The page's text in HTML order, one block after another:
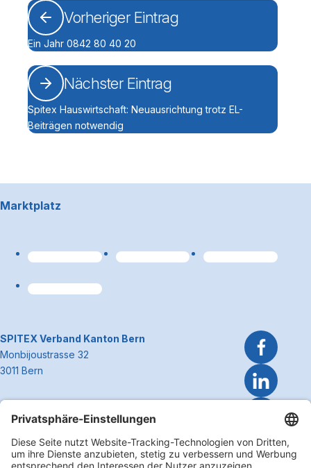
Vorheriger Eintrag
Ein Jahr 0842 80 40 20
Nächster Eintrag
Spitex Hauswirtschaft: Neuausrichtung trotz EL-
Beiträgen notwendig
Marktplatz
~Kontaktinformationen
SPITEX Verband Kanton Bern
Monbijoustrasse 32
3011 Bern
E-Mailinfo@spitexbe.ch
Kontakt